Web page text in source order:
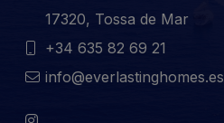
17320, Tossa de Mar
+34 635 82 69 21
info@everlastinghomes.es